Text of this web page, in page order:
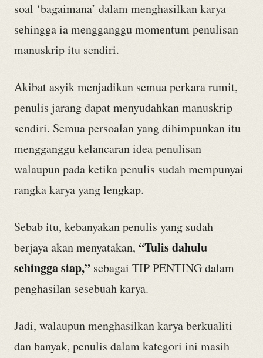
soal ‘bagaimana’ dalam menghasilkan karya
sehingga ia mengganggu momentum penulisan
manuskrip itu sendiri.
Akibat asyik menjadikan semua perkara rumit,
penulis jarang dapat menyudahkan manuskrip
sendiri. Semua persoalan yang dihimpunkan itu
mengganggu kelancaran idea penulisan
walaupun pada ketika penulis sudah mempunyai
rangka karya yang lengkap.
Sebab itu, kebanyakan penulis yang sudah
berjaya akan menyatakan, “Tulis dahulu
sehingga siap,” sebagai TIP PENTING dalam
penghasilan sesebuah karya.
Jadi, walaupun menghasilkan karya berkualiti
dan banyak, penulis dalam kategori ini masih